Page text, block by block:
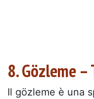
8. Gözleme –
Il gözleme è una